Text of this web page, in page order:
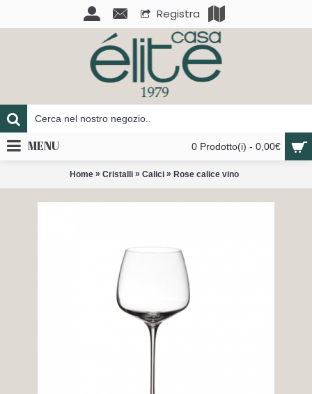
Registra
0 Prodotto(i) - 0,00€
MENU
Home » Cristalli » Calici » Rose calice vino